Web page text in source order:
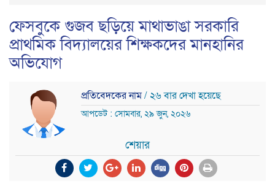
ফেসবুকে গুজব ছড়িয়ে মাথাভাঙা সরকারি
প্রাথমিক বিদ্যালয়ের শিক্ষকদের মানহানির
অভিযোগ
প্রতিবেদকের নাম/ ২৬ বার দেখা হয়েছে
আপডেট : সোমবার, ২৯ জুন, ২০২৬
শেয়ার